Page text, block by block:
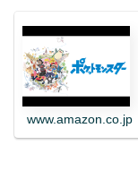
www.amazon.co.jp